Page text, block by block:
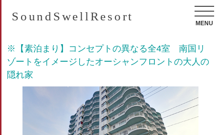
SoundSwellResort
MENU
※【素泊まり】コンセプトの異なる全4室 南国リ
ゾートをイメージしたオーシャンフロントの大人の
隠れ家